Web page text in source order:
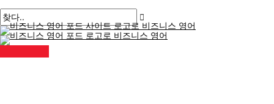
텐
츠
로
건
인
뉴
시
물
탐
색
기
에
입
력
름
*
메
일
*
비
즈
니
스
검
색
: